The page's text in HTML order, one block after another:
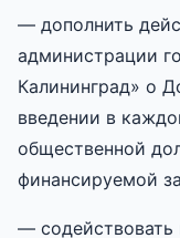
— дополнить
администрации
Калининград» о
введении в
общественной
финансируемой
— содействовать